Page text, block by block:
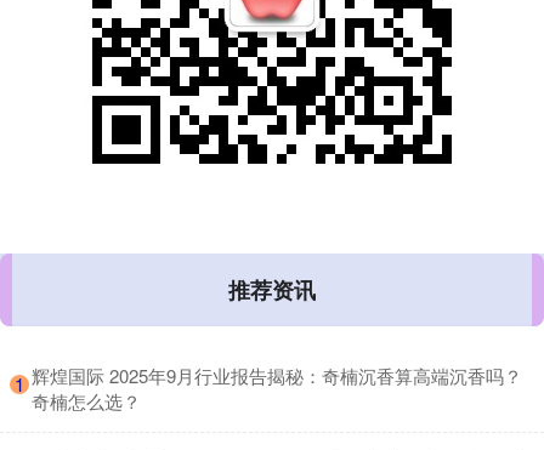
推荐资讯
1 ​辉煌国际 2025年9月行业报告揭秘：奇楠沉香算高端沉香吗？
奇楠怎么选？